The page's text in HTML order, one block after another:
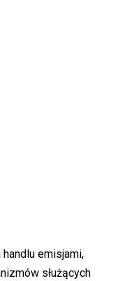
emisjami,
służących